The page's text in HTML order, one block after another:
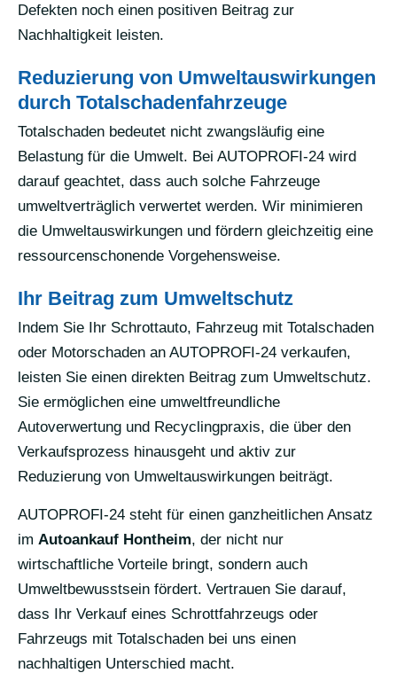
Defekten noch einen positiven Beitrag zur
Nachhaltigkeit leisten.
Reduzierung von Umweltauswirkungen
durch Totalschadenfahrzeuge
Totalschaden bedeutet nicht zwangsläufig eine
Belastung für die Umwelt. Bei AUTOPROFI-24 wird
darauf geachtet, dass auch solche Fahrzeuge
umweltverträglich verwertet werden. Wir minimieren
die Umweltauswirkungen und fördern gleichzeitig eine
ressourcenschonende Vorgehensweise.
Ihr Beitrag zum Umweltschutz
Indem Sie Ihr Schrottauto, Fahrzeug mit Totalschaden
oder Motorschaden an AUTOPROFI-24 verkaufen,
leisten Sie einen direkten Beitrag zum Umweltschutz.
Sie ermöglichen eine umweltfreundliche
Autoverwertung und Recyclingpraxis, die über den
Verkaufsprozess hinausgeht und aktiv zur
Reduzierung von Umweltauswirkungen beiträgt.
AUTOPROFI-24 steht für einen ganzheitlichen Ansatz
im Autoankauf Hontheim, der nicht nur
wirtschaftliche Vorteile bringt, sondern auch
Umweltbewusstsein fördert. Vertrauen Sie darauf,
dass Ihr Verkauf eines Schrottfahrzeugs oder
Fahrzeugs mit Totalschaden bei uns einen
nachhaltigen Unterschied macht.